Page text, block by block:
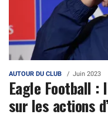
AUTOUR DU CLUB Juin 2023
Eagle Football :
sur les actions